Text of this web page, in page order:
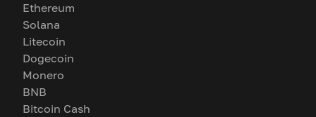
Ethereum
Solana
Litecoin
Dogecoin
Monero
BNB
Bitcoin Cash